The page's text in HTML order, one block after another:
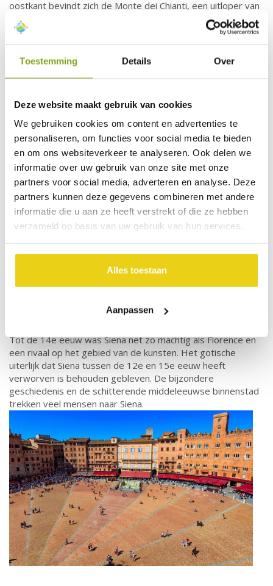
Toestemming Details Over
Deze website maakt gebruik van cookies
We gebruiken cookies om content en advertenties te
personaliseren, om functies voor social media te bieden
en om ons websiteverkeer te analyseren. Ook delen we
informatie over uw gebruik van onze site met onze
partners voor social media, adverteren en analyse. Deze
partners kunnen deze gegevens combineren met andere
informatie die u aan ze heeft verstrekt of die ze hebben
verzameld op basis van uw gebruik van hun services.
Alles toestaan
Aanpassen
oostkant bevindt zich de Monte dei Chianti, een uitloper van
de Apennijnen, met als hoogste punt de Monte San Michele
(893 m) in Greve in Chianti.
Radda in Chianti, Gaiole in Chianti en Castellina in Chianti.
Siena
Siena is een indrukwekkende stad en behoort tot de
belangrijkste bezienswaardige steden van Toscane en Italië.
Piazza del Campo, staat op de Werelderfgoedlijst van
Tot de 14e eeuw was Siena net zo machtig als Florence en
een rivaal op het gebied van de kunsten. Het gotische
uiterlijk dat Siena tussen de 12e en 15e eeuw heeft
verworven is behouden gebleven. De bijzondere
geschiedenis en de schitterende middeleeuwse binnenstad
trekken veel mensen naar Siena.